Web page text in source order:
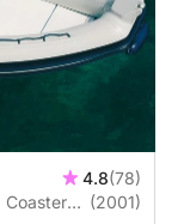
4.8(78)
(2001)